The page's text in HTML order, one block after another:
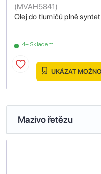
Olej do tlumičů plně
(MVAH5841)
4+ Skladem
UKÁZAT
Mazivo řetězu